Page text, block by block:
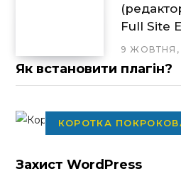
Full Site
9 ЖОВТНЯ,
Як встановити плагін?
КОРОТКА
Захист WordPress